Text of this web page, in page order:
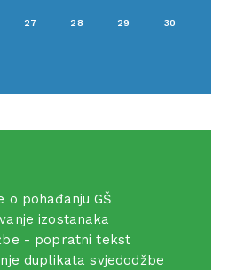
27 28 29 30
o pohađanju GŠ
izostanaka
- popratni tekst
duplikata svjedodžbe